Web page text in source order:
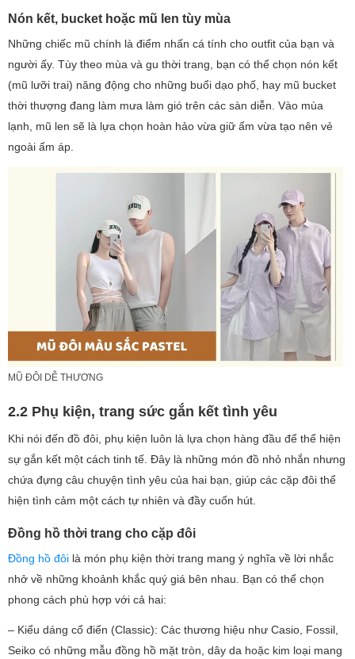
Nón kết, bucket hoặc mũ len tùy mùa
Những chiếc mũ chính là điểm nhấn cá tính cho outfit của bạn và
người ấy. Tùy theo mùa và gu thời trang, bạn có thể chọn nón kết
(mũ lưỡi trai) năng động cho những buổi dạo phố, hay mũ bucket
thời thượng đang làm mưa làm gió trên các sàn diễn. Vào mùa
lạnh, mũ len sẽ là lựa chọn hoàn hảo vừa giữ ấm vừa tạo nên vẻ
ngoài ấm áp.
MŨ ĐÔI DỄ THƯƠNG
2.2 Phụ kiện, trang sức gắn kết tình yêu
Khi nói đến đồ đôi, phụ kiện luôn là lựa chọn hàng đầu để thể hiện
sự gắn kết một cách tinh tế. Đây là những món đồ nhỏ nhắn nhưng
chứa đựng câu chuyện tình yêu của hai bạn, giúp các cặp đôi thể
hiện tình cảm một cách tự nhiên và đầy cuốn hút.
Đồng hồ thời trang cho cặp đôi
Đồng hồ đôi là món phụ kiện thời trang mang ý nghĩa về lời nhắc
nhở về những khoảnh khắc quý giá bên nhau. Bạn có thể chọn
phong cách phù hợp với cả hai:
– Kiểu dáng cổ điển (Classic): Các thương hiệu như Casio, Fossil,
Seiko có những mẫu đồng hồ mặt tròn, dây da hoặc kim loại mang